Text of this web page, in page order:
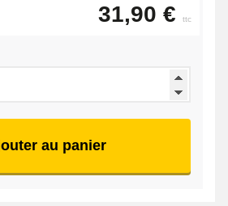
31,90 € ttc
au panier